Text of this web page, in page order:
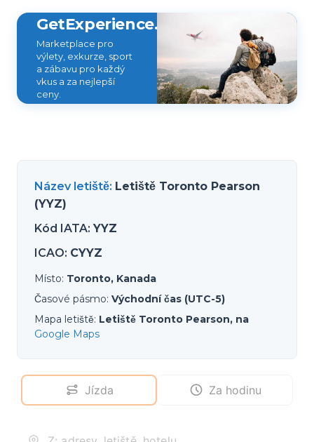
GetExperience.com
Marketplace pro
výlety, exkurze, sport
a zábavu pro každý
vkus a za nejlepší
ceny.
Název letiště: Letiště Toronto Pearson
(YYZ)
Kód IATA: YYZ
ICAO: CYYZ
Místo: Toronto, Kanada
Časové pásmo: Východní čas (UTC-5)
Mapa letiště: Letiště Toronto Pearson, na
Google Maps